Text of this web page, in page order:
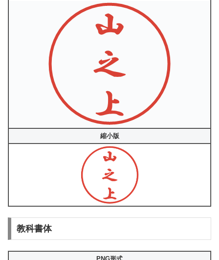
縮小版
教科書体